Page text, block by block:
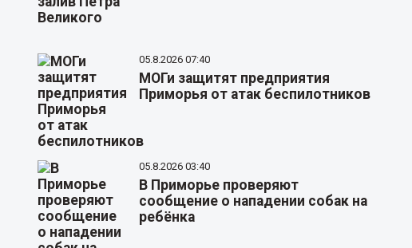
05.8.2026 07:40
МОГи защитят предприятия
Приморья от атак беспилотников
05.8.2026 03:40
В Приморье проверяют
сообщение о нападении собак на
ребёнка